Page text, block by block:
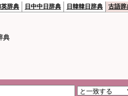
辞典 日中中日辞典 日韓韓日辞典 古語辞
典